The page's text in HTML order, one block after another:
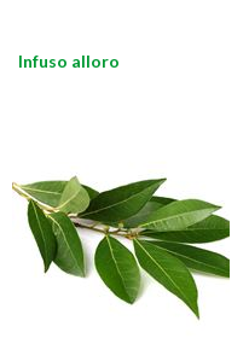
Infuso alloro